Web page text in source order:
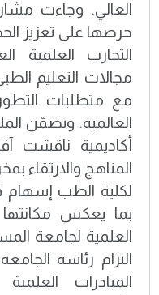
العالي. وجاءت
حرصها على تعزيز
التجارب العلمية
مجالات التعليم
مع متطلبات التطور
العالمية. وتضمّن
أكاديمية ناقشت
المناهج والارتقاء
لكلية الطب إسهام
بما يعكس
العلمية لجامعة
التزام رئاسة
المبادرات